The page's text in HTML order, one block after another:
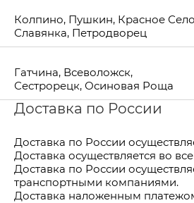
Колпино, Пушкин, Красное
Славянка, Петродворец
Гатчина, Всеволожск,
Сестрорецк, Осиновая Роща
Доставка по России
Доставка по Росcии
Доставка осуществляется во
Доставка по России
транспортными компаниями.
Доставка наложенным